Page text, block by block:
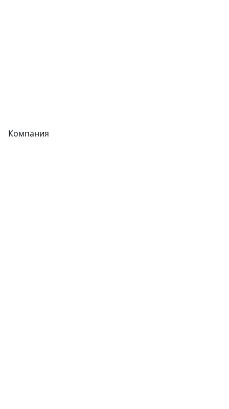
Компания